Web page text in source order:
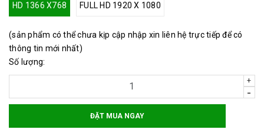
HD 1366 X768 FULL HD 1920 X 1080
(sản phẩm có thể chưa kịp cập nhập xin liên hệ trực tiếp để có
thông tin mới nhất)
Số lượng:
+
-
ĐẶT MUA NGAY